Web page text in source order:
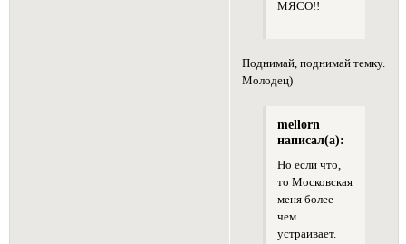
МЯСО!!
Поднимай, поднимай темку.
Молодец)
mellorn
написал(а):
Но если что,
то Московская
меня более
чем
устраивает.